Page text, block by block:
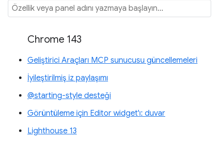
Chrome 143
Geliştirici Araçları MCP sunucusu güncellemeleri
İyileştirilmiş iz paylaşımı
@starting-style desteği
Görüntüleme için Editor widget'ı: duvar
Lighthouse 13